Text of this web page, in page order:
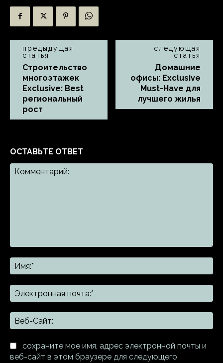
предыдущая
статья
Строительство
многоэтажек
Exclusive: Best
региональный
рост
следующая
статья
Домашние
офисы: Exclusive
Must-Have для
лучшего жилья
ОСТАВЬТЕ ОТВЕТ
сохраните мое имя, адрес электронной почты и
веб-сайт в этом браузере для следующего